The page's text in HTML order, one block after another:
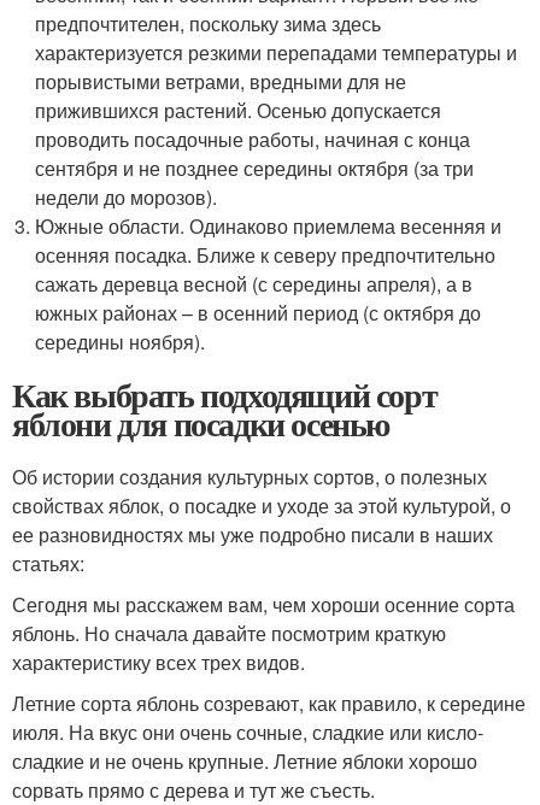
предпочтителен, поскольку зима здесь
характеризуется резкими перепадами температуры и
порывистыми ветрами, вредными для не
прижившихся растений. Осенью допускается
проводить посадочные работы, начиная с конца
сентября и не позднее середины октября (за три
недели до морозов).
Южные области. Одинаково приемлема весенняя и
осенняя посадка. Ближе к северу предпочтительно
сажать деревца весной (с середины апреля), а в
южных районах – в осенний период (с октября до
середины ноября).
Как выбрать подходящий сорт
яблони для посадки осенью
Об истории создания культурных сортов, о полезных
свойствах яблок, о посадке и уходе за этой культурой, о
ее разновидностях мы уже подробно писали в наших
статьях:
Сегодня мы расскажем вам, чем хороши осенние сорта
яблонь. Но сначала давайте посмотрим краткую
характеристику всех трех видов.
Летние сорта яблонь созревают, как правило, к середине
июля. На вкус они очень сочные, сладкие или кисло-
сладкие и не очень крупные. Летние яблоки хорошо
сорвать прямо с дерева и тут же съесть.